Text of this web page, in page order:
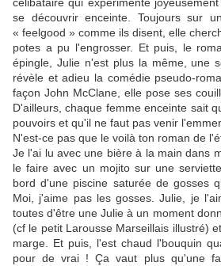
se découvrir enceinte. Toujours sur
« feelgood » comme ils disent, elle
potes a pu l'engrosser. Et puis, le
épingle, Julie n'est plus la même, une
révèle et adieu la comédie pseudo-
façon John McClane, elle pose ses
D'ailleurs, chaque femme enceinte sait
pouvoirs et qu'il ne faut pas venir
N'est-ce pas que le voilà ton roman de
Je l'ai lu avec une bière à la main dans
le faire avec un mojito sur une
bord d'une piscine saturée de gosses
Moi, j'aime pas les gosses. Julie, je
toutes d'être une Julie à un moment
(cf le petit Larousse Marseillais illustré)
marge. Et puis, l'est chaud l'bouquin
pour de vrai ! Ça vaut plus qu'une